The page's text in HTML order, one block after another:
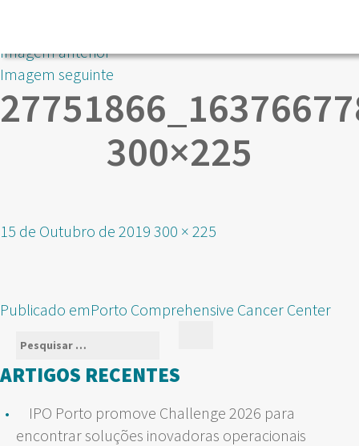
Imagem anterior
Imagem seguinte
300×225
Publicado
15 de Outubro de 2019 Tamanho
300 × 225
NAVEGAÇÃO
ARTIGOS
Publicado emPorto Comprehensive Cancer Center
Pesquisar
por:
ARTIGOS RECENTES
IPO Porto promove Challenge 2026 para
encontrar soluções inovadoras operacionais